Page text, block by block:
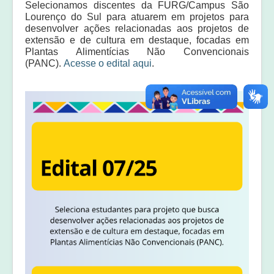
Equipe
Laudos e pareceres
Selecionamos discentes da FURG/Campus São
Lourenço do Sul para atuarem em projetos para
desenvolver ações relacionadas aos projetos de
extensão e de cultura em destaque, focadas em
Plantas Alimentícias Não Convencionais
(PANC). Acesse o edital aqui.